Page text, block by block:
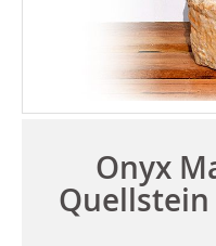
Onyx
Quellstein